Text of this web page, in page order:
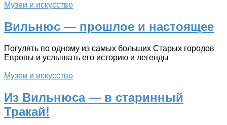
Музеи и искусство
Вильнюс — прошлое и настоящее
Погулять по одному из самых больших Старых городов
Европы и услышать его историю и легенды
Музеи и искусство
Из Вильнюса — в старинный
Тракай!